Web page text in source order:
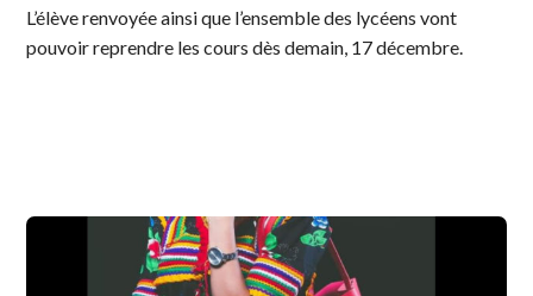
L’élève renvoyée ainsi que l’ensemble des lycéens vont
pouvoir reprendre les cours dès demain, 17 décembre.